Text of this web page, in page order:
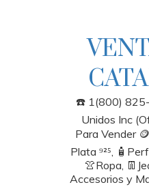
☎️ 1(800)
Unidos Inc
Para Vender
Plata ⁹²⁵,
👚Ropa,
Accesorios y